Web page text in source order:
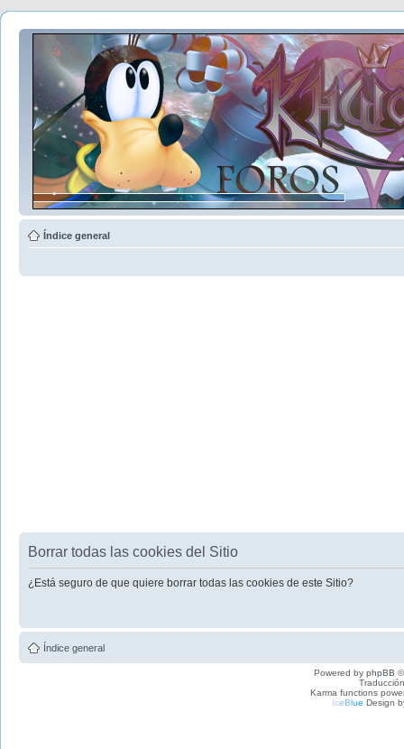
Índice general
Borrar todas las cookies del Sitio
¿Está seguro de que quiere borrar todas las cookies de este Sitio?
Índice general
Powered by phpBB
Karma functions
IceBlue Design